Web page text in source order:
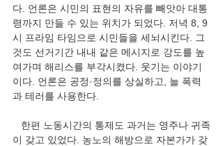
다. 언론은 시민의 표현의 자유를 빼앗아 대통
령까지 만들 수 있는 위치가 되었다. 저녁 8, 9
시 프라임 타임으로 시민들을 세뇌시킨다. 그
것도 선거기간 내내 같은 메시지로 강도를 높
여가며 해리스를 부각시켰다. 웃기는 이야기
이다. 언론은 공정·정의를 상실하고, 늘 폭력
과 테러를 사용한다.
한편 노동시간의 통제도 과거는 영주나 귀족
이 갖고 있었다. 농노의 해방으로 자본가가 갖